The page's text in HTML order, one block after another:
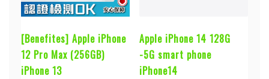
[Benefites] Apple iPhone
12 Pro Max (256GB)
iPhone 13
Apple iPhone 14 128G
-5G smart phone
iPhone14